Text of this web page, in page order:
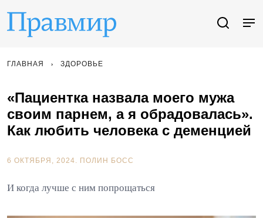
ГЛАВНАЯ ЗДОРОВЬЕ
«Пациентка назвала моего мужа
своим парнем, а я обрадовалась».
Как любить человека с деменцией
6 ОКТЯБРЯ, 2024. ПОЛИН БОСС
И когда лучше с ним попрощаться